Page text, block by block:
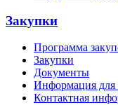
Закупки
Программа
Закупки
Документы
Информация для
Контактная